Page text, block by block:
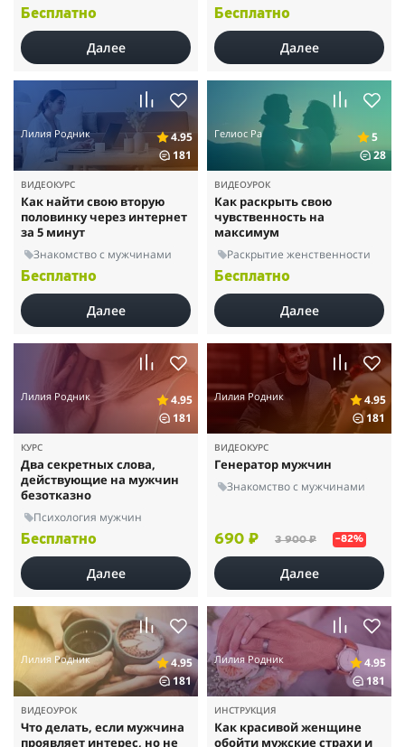
Бесплатно
Далее
Бесплатно
Далее
Лилия Родник
4.95
181
ВИДЕОКУРС
Как найти свою вторую
половинку через интернет
за 5 минут
Знакомство с мужчинами
Бесплатно
Далее
Гелиос Ра
5
28
ВИДЕОУРОК
Как раскрыть свою
чувственность на
максимум
Раскрытие женственности
Бесплатно
Далее
Лилия Родник
4.95
181
КУРС
Два секретных слова,
действующие на мужчин
безотказно
Психология мужчин
Бесплатно
Далее
Лилия Родник
4.95
181
ВИДЕОКУРС
Генератор мужчин
Знакомство с мужчинами
690 ₽ 3 900 ₽ –82%
Далее
Лилия Родник
4.95
181
ВИДЕОУРОК
Что делать, если мужчина
проявляет интерес, но не
Лилия Родник
4.95
181
ИНСТРУКЦИЯ
Как красивой женщине
обойти мужские страхи и